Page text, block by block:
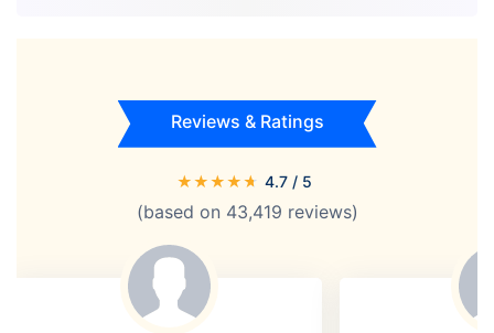
Reviews & Ratings
★★★★★ 4.7 / 5
(based on 43,419 reviews)